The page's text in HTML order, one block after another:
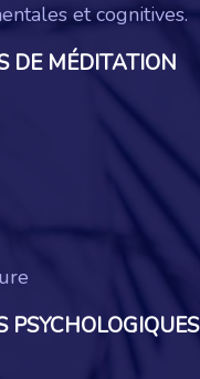
et cognitives.
DE MÉDITATION
PSYCHOLOGIQUES